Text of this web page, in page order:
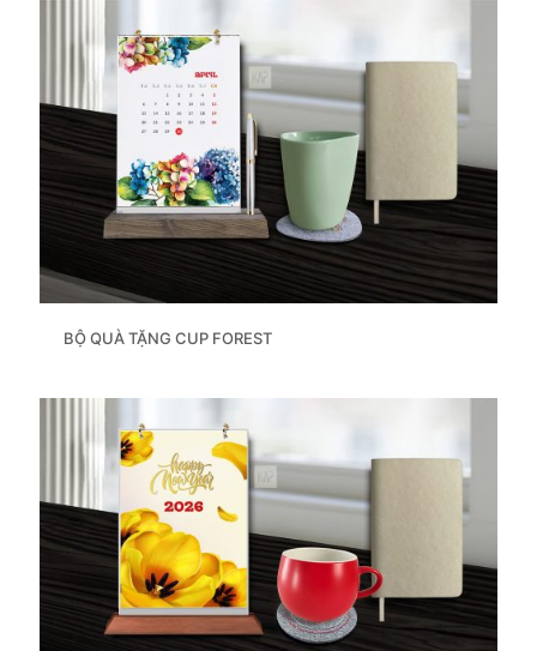
BỘ QUÀ TẶNG CUP FOREST